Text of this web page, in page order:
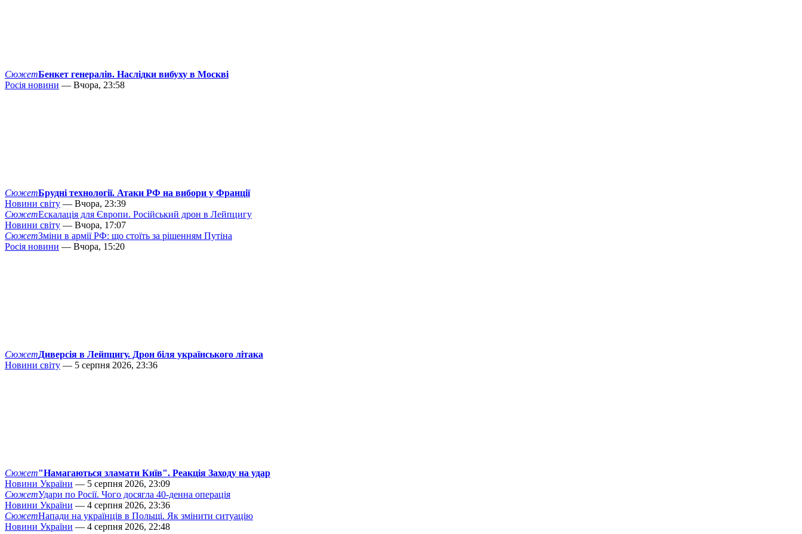
СюжетБенкет генералів. Наслідки вибуху в Москві
Росія новини — Вчора, 23:58
СюжетБрудні технології. Атаки РФ на вибори у Франції
Новини світу — Вчора, 23:39
СюжетЕскалація для Європи. Російський дрон в Лейпцигу
Новини світу — Вчора, 17:07
СюжетЗміни в армії РФ: що стоїть за рішенням Путіна
Росія новини — Вчора, 15:20
СюжетДиверсія в Лейпцигу. Дрон біля українського літака
Новини світу — 5 серпня 2026, 23:36
Сюжет"Намагаються зламати Київ". Реакція Заходу на удар
Новини України — 5 серпня 2026, 23:09
СюжетУдари по Росії. Чого досягла 40-денна операція
Новини України — 4 серпня 2026, 23:36
СюжетНапади на українців в Польщі. Як змінити ситуацію
Новини України — 4 серпня 2026, 22:48